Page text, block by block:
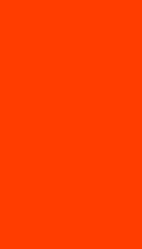
de
els avantatges
i explica els
comunitats de
renda és un